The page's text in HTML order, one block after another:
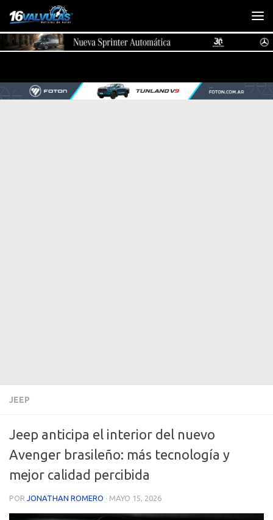
Saltar al contenido
JEEP
Jeep anticipa el interior del nuevo
Avenger brasileño: más tecnología y
mejor calidad percibida
POR JONATHAN ROMERO · MAYO 15, 2026